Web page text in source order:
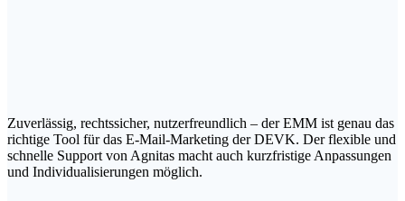
Zuverlässig, rechtssicher, nutzerfreundlich – der EMM ist genau das
richtige Tool für das E-Mail-Marketing der DEVK. Der flexible und
schnelle Support von Agnitas macht auch kurzfristige Anpassungen
und Individualisierungen möglich.